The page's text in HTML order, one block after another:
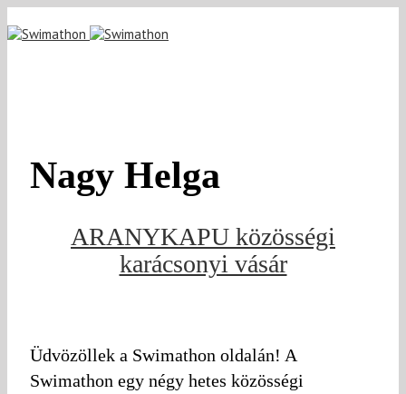
Nagy Helga
ARANYKAPU közösségi
karácsonyi vásár
Üdvözöllek a Swimathon oldalán! A
Swimathon egy négy hetes közösségi